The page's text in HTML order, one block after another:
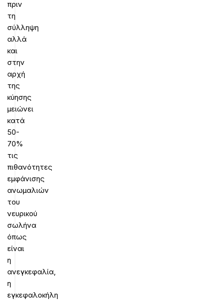
πριν
τη
σύλληψη
αλλά
και
στην
αρχή
της
κύησης
μειώνει
κατά
50-
70%
τις
πιθανότητες
εμφάνισης
ανωμαλιών
του
νευρικού
σωλήνα
όπως
είναι
η
ανεγκεφαλία,
η
εγκεφαλοκήλη